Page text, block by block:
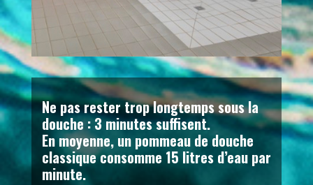
Ne pas rester trop longtemps sous la
douche : 3 minutes suffisent.
En moyenne, un pommeau de douche
classique consomme 15 litres d’eau par
minute.